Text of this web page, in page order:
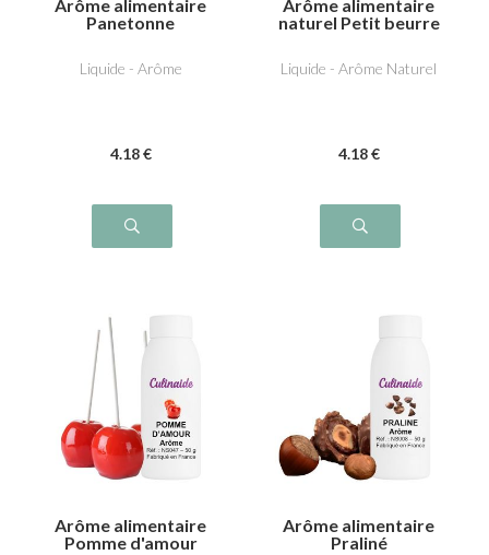
Arôme alimentaire
Panetonne
Liquide - Arôme
4.18 €
Arôme alimentaire
naturel Petit beurre
Liquide - Arôme Naturel
4.18 €
Arôme alimentaire
Pomme d'amour
Arôme alimentaire
Praliné